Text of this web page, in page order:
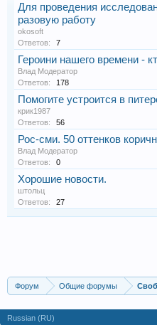
Для проведения
разовую работу
okosoft
Ответов:
7
Героини нашего времени -
Влад Модератор
Ответов:
178
Помогите устроится в
крик1987
Ответов:
56
Рос-сми. 50 оттенков
Влад Модератор
Ответов:
0
Хорошие новости.
штольц
Ответов:
27
Форум Общие форумы
Russian (RU)